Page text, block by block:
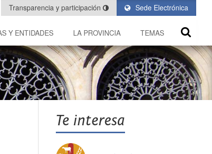
Sede Electrónica
Transparencia y participación
Y ENTIDADES LA PROVINCIA TEMAS
Te interesa